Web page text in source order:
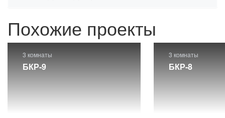
Похожие проекты
3 комнаты
БКР-9
3 комнаты
БКР-8